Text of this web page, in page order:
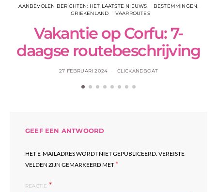
AANBEVOLEN BERICHTEN: HET LAATSTE NIEUWS
BESTEMMINGEN
GRIEKENLAND
VAARROUTES
Vakantie op Corfu: 7-
daagse routebeschrijving
27 FEBRUARI 2024 CLICKANDBOAT
GEEF EEN ANTWOORD
HET E-MAILADRES WORDT NIET GEPUBLICEERD. VEREISTE
VELDEN ZIJN GEMARKEERD MET *
REACTIE